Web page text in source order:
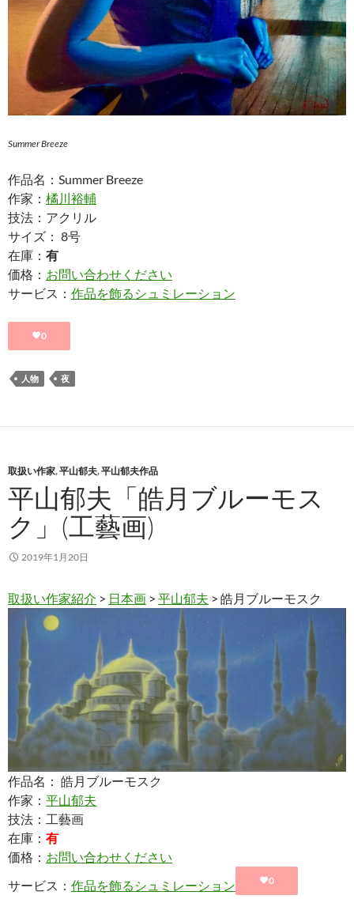
Summer Breeze
作品名：Summer Breeze
作家： 橘川裕輔
技法：アクリル
サイズ： 8号
在庫： 有
価格： お問い合わせください
サービス： 作品を飾るシュミレーション
0
人物 夜
取扱い作家,平山郁夫,平山郁夫作品
平山郁夫「皓月ブルーモス
ク」(工藝画)
2019年1月20日
取扱い作家紹介 > 日本画 > 平山郁夫 > 皓月ブルーモスク
作品名： 皓月ブルーモスク
作家： 平山郁夫
技法：工藝画
在庫： 有
価格： お問い合わせください
サービス： 作品を飾るシュミレーション 0